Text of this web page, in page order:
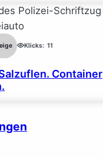
Klicks: 11
Container